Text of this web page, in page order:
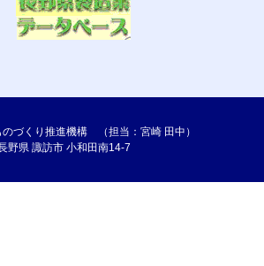
のづくり推進機構 （担当：宮崎 田中）
野県 諏訪市 小和田南14-7